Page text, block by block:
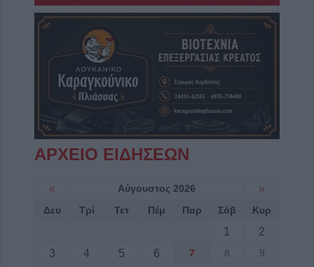
ΑΡΧΕΙΟ ΕΙΔΗΣΕΩΝ
« Αύγουστος 2026 »
Δευ Τρί Τετ Πέμ Παρ Σάβ Κυρ
1
2
3
4 5 6 7 8
9